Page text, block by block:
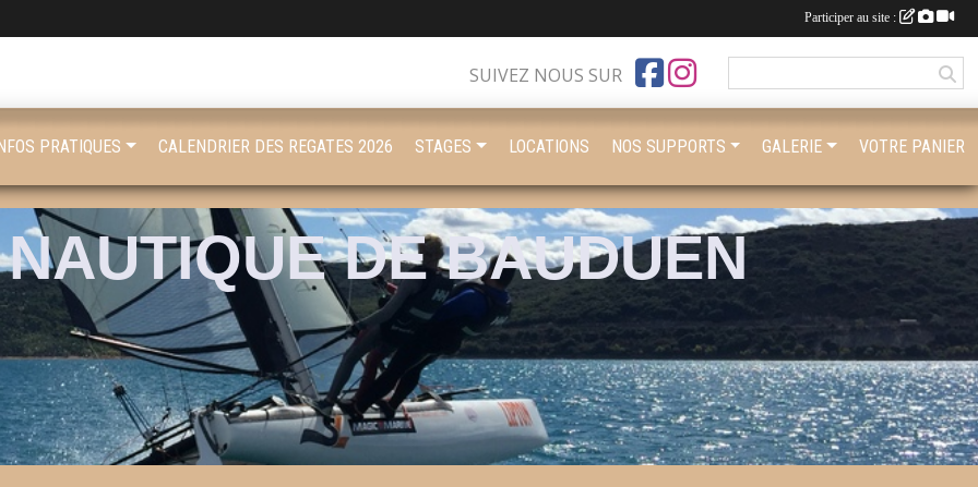
DE BAUDUEN
SUIVEZ NOUS SUR
PRATIQUES CALENDRIER DES REGATES 2026 STAGES LOCATIONS NOS SUPPORTS GALERIE VOTRE PANIER
Participer au site :